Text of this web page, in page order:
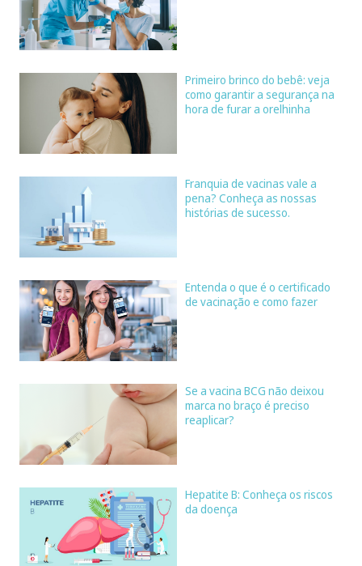
Primeiro brinco do bebê: veja
como garantir a segurança na
hora de furar a orelhinha
Franquia de vacinas vale a
pena? Conheça as nossas
histórias de sucesso.
Entenda o que é o certificado
de vacinação e como fazer
Se a vacina BCG não deixou
marca no braço é preciso
reaplicar?
Hepatite B: Conheça os riscos
da doença